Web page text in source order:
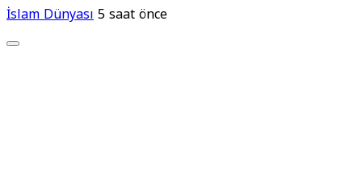
İslam Dünyası5 saat önce